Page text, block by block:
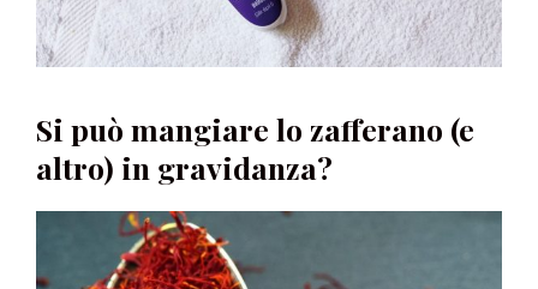
Si può mangiare lo zafferano (e
altro) in gravidanza?